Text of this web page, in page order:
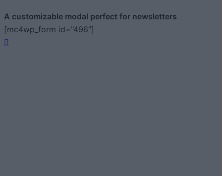
A customizable modal perfect for newsletters
[mc4wp_form id="496"]